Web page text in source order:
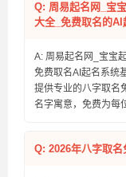
Q: 周易起名网_宝
大全_免费取名的AI
A: 周易起名网_宝宝
免费取名AI起名系统
提供专业的八字取名
名字寓意，免费为每
Q: 2026年八字取名